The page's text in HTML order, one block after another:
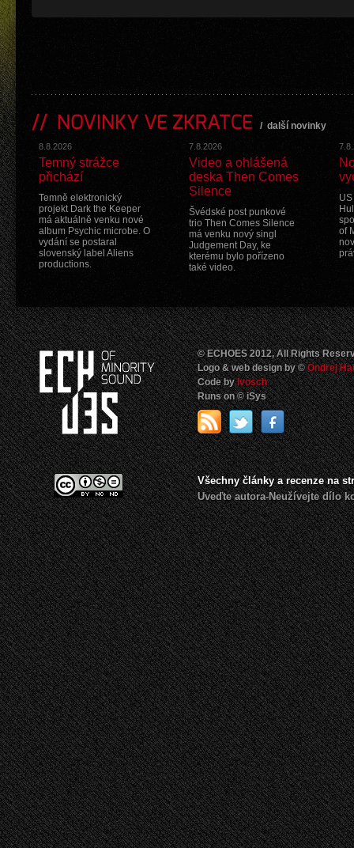
NOVINKY VE ZKRATCE / další novinky
8.8.2026
Temný strážce
přichází
Temně elektronický
projekt Dark the Keeper
má aktuálně venku nové
album Psychic microbe. O
vydání se postaral
slovenský label Aliens
productions.
7.8.2026
Video a ohlášená
deska Then Comes
Silence
Švédské post punkové
trio Then Comes Silence
má venku nový singl
Judgement Day, ke
kterému bylo pořízeno
také video.
of
© ECHOES 2012, All Rights
Logo & web design by ©Ondrej
Code by Ivosch
Runs on © iSys
Všechny články a recenze na
Uveďte autora-Neužívejte dílo